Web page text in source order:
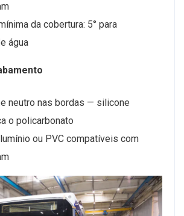
da cobertura: 5° para
água
neutro nas bordas — silicone
o policarbonato
ou PVC compatíveis com